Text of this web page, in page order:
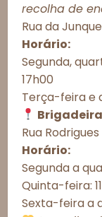
Para proporcionar
como cookies para
processar dados
neste site. A não
afetar
Observações
Este produto
recolha de
Rua da
Horário:
Segunda,
17h00
Terça-feira e
Rua Rodrigues
Horário:
Segunda a
Quinta-feira:
Sexta-feira a